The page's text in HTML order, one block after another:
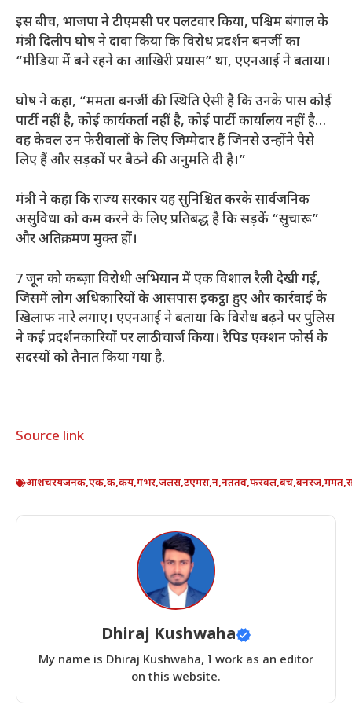
इस बीच, भाजपा ने टीएमसी पर पलटवार किया, पश्चिम बंगाल के
मंत्री दिलीप घोष ने दावा किया कि विरोध प्रदर्शन बनर्जी का
“मीडिया में बने रहने का आखिरी प्रयास” था, एएनआई ने बताया।
घोष ने कहा, “ममता बनर्जी की स्थिति ऐसी है कि उनके पास कोई
पार्टी नहीं है, कोई कार्यकर्ता नहीं है, कोई पार्टी कार्यालय नहीं है…
वह केवल उन फेरीवालों के लिए जिम्मेदार हैं जिनसे उन्होंने पैसे
लिए हैं और सड़कों पर बैठने की अनुमति दी है।”
मंत्री ने कहा कि राज्य सरकार यह सुनिश्चित करके सार्वजनिक
असुविधा को कम करने के लिए प्रतिबद्ध है कि सड़कें “सुचारू”
और अतिक्रमण मुक्त हों।
7 जून को कब्ज़ा विरोधी अभियान में एक विशाल रैली देखी गई,
जिसमें लोग अधिकारियों के आसपास इकट्ठा हुए और कार्रवाई के
खिलाफ नारे लगाए। एएनआई ने बताया कि विरोध बढ़ने पर पुलिस
ने कई प्रदर्शनकारियों पर लाठीचार्ज किया। रैपिड एक्शन फोर्स के
सदस्यों को तैनात किया गया है.
Source link
आशचरयजनक,एक,क,कय,गभर,जलस,टएमस,न,नततव,फरवल,बच,बनरज,ममत,
Dhiraj Kushwaha
My name is Dhiraj Kushwaha, I work as an editor
on this website.